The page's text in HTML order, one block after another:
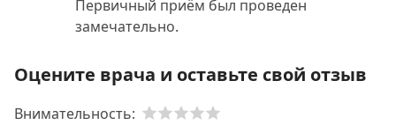
Первичный приём был проведен
замечательно.
Оцените врача и оставьте свой отзыв
Внимательность: